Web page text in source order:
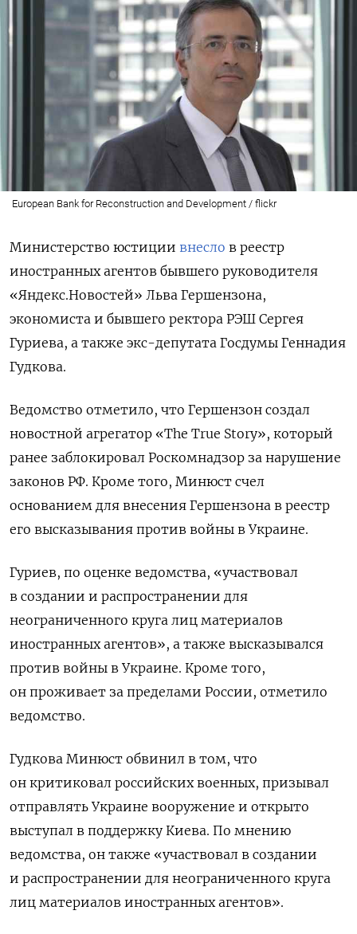
European Bank for Reconstruction and Development / flickr
Министерство юстиции внесло в реестр
иностранных агентов бывшего руководителя
«Яндекс.Новостей» Льва Гершензона,
экономиста и бывшего ректора РЭШ Сергея
Гуриева, а также экс-депутата Госдумы Геннадия
Гудкова.
Ведомство отметило, что Гершензон создал
новостной агрегатор «The True Story», который
ранее заблокировал Роскомнадзор за нарушение
законов РФ. Кроме того, Минюст счел
основанием для внесения Гершензона в реестр
его высказывания против войны в Украине.
Гуриев, по оценке ведомства, «участвовал
в создании и распространении для
неограниченного круга лиц материалов
иностранных агентов», а также высказывался
против войны в Украине. Кроме того,
он проживает за пределами России, отметило
ведомство.
Гудкова Минюст обвинил в том, что
он критиковал российских военных, призывал
отправлять Украине вооружение и открыто
выступал в поддержку Киева. По мнению
ведомства, он также «участвовал в создании
и распространении для неограниченного круга
лиц материалов иностранных агентов».